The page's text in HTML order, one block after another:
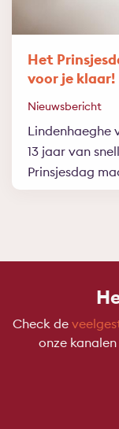
Het
voor je klaar!
Nieuwsbericht
Lindenhaeghe
13 jaar van
Prinsjesdag
Check de
onze